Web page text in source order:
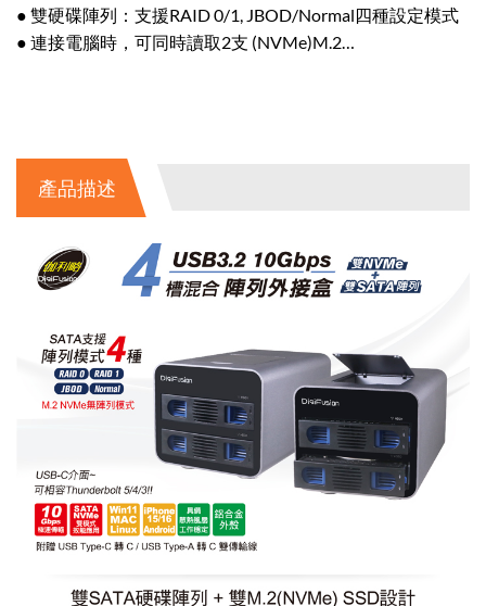
● 雙硬碟陣列：支援RAID 0/1, JBOD/Normal四種設定模式
● 連接電腦時，可同時讀取2支 (NVMe)M.2
產品描述